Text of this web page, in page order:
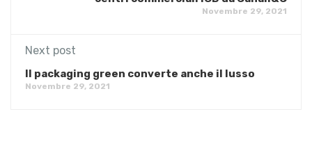
Novembre 29, 2021
Next post
Il packaging green converte anche il lusso
Novembre 29, 2021